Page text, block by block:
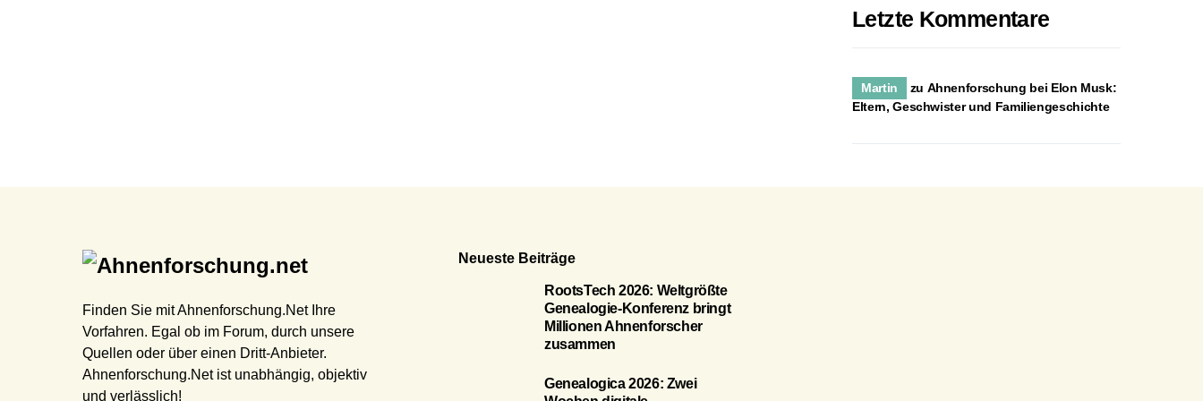
Letzte Kommentare
Martin zu Ahnenforschung bei Elon Musk:
Eltern, Geschwister und Familiengeschichte
Finden Sie mit Ahnenforschung.Net Ihre
Vorfahren. Egal ob im Forum, durch unsere
Quellen oder über einen Dritt-Anbieter.
Ahnenforschung.Net ist unabhängig, objektiv
und verlässlich!
Neueste Beiträge
RootsTech 2026: Weltgrößte
Genealogie-Konferenz bringt
Millionen Ahnenforscher
zusammen
Genealogica 2026: Zwei